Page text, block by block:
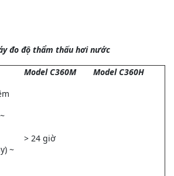
đo độ thẩm thấu hơi nước
Model C360M
Model C360H
> 24 giờ
~